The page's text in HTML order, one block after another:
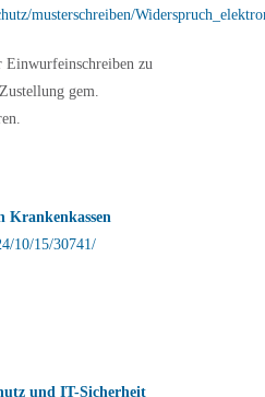
musterschreiben/
Einwurfeinschreiben zu
gem.
Krankenkassen
10/15/30741/
und IT-Sicherheit